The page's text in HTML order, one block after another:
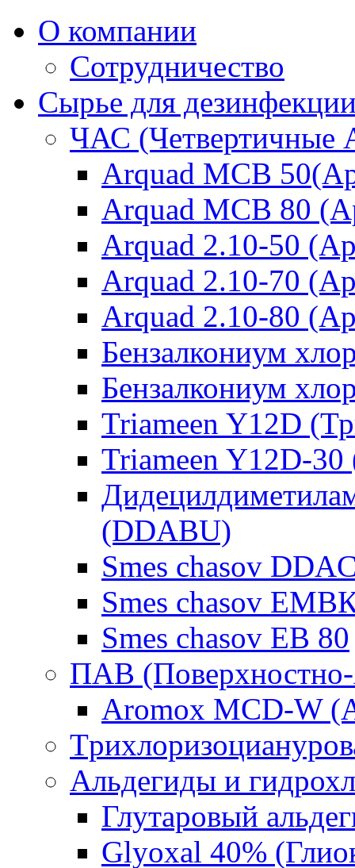
О компании
Сотрудничество
Сырье для
ЧАС (Четвертичные
Arquad MCB
Arquad MCB 80
Arquad 2.10-50
Arquad 2.10-70
Arquad 2.10-80
Бензалкониум
Бензалкониум
Triameen Y12D
Triameen Y12D-
(DDABU)
Smes chasov
Smes chasov
Smes chasov ЕВ 80
ПАВ
Aromox MCD-W
Альдегиды и
Глутаровый
Glyoxal 40%